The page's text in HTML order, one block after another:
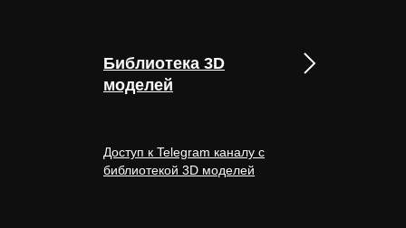
Библиотека 3D
моделей
Доступ к Telegram каналу с
библиотекой 3D моделей